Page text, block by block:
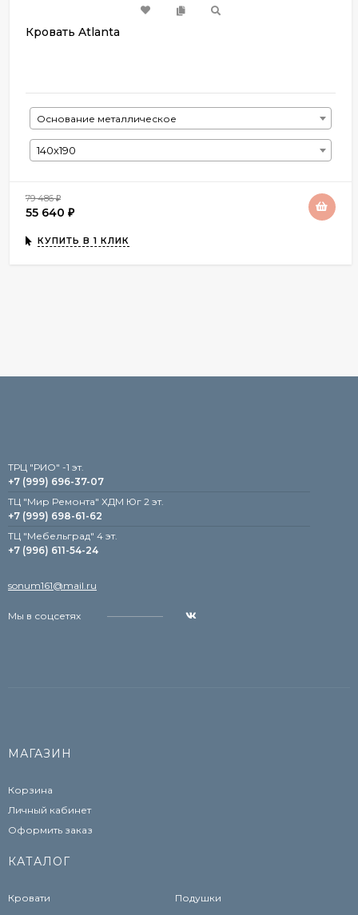
Кровать Atlanta
Основание металлическое
140х190
79 486₽
55 640 ₽
КУПИТЬ В 1 КЛИК
TРЦ "РИО" -1 эт.
+7 (999) 696-37-07
ТЦ "Мир Ремонта" ХДМ Юг 2 эт.
+7 (999) 698-61-62
TЦ "Мебельград" 4 эт.
+7 (996) 611-54-24
sonum161@mail.ru
Мы в соцсетях
МАГАЗИН
Корзина
Личный кабинет
Оформить заказ
КАТАЛОГ
Кровати
Подушки